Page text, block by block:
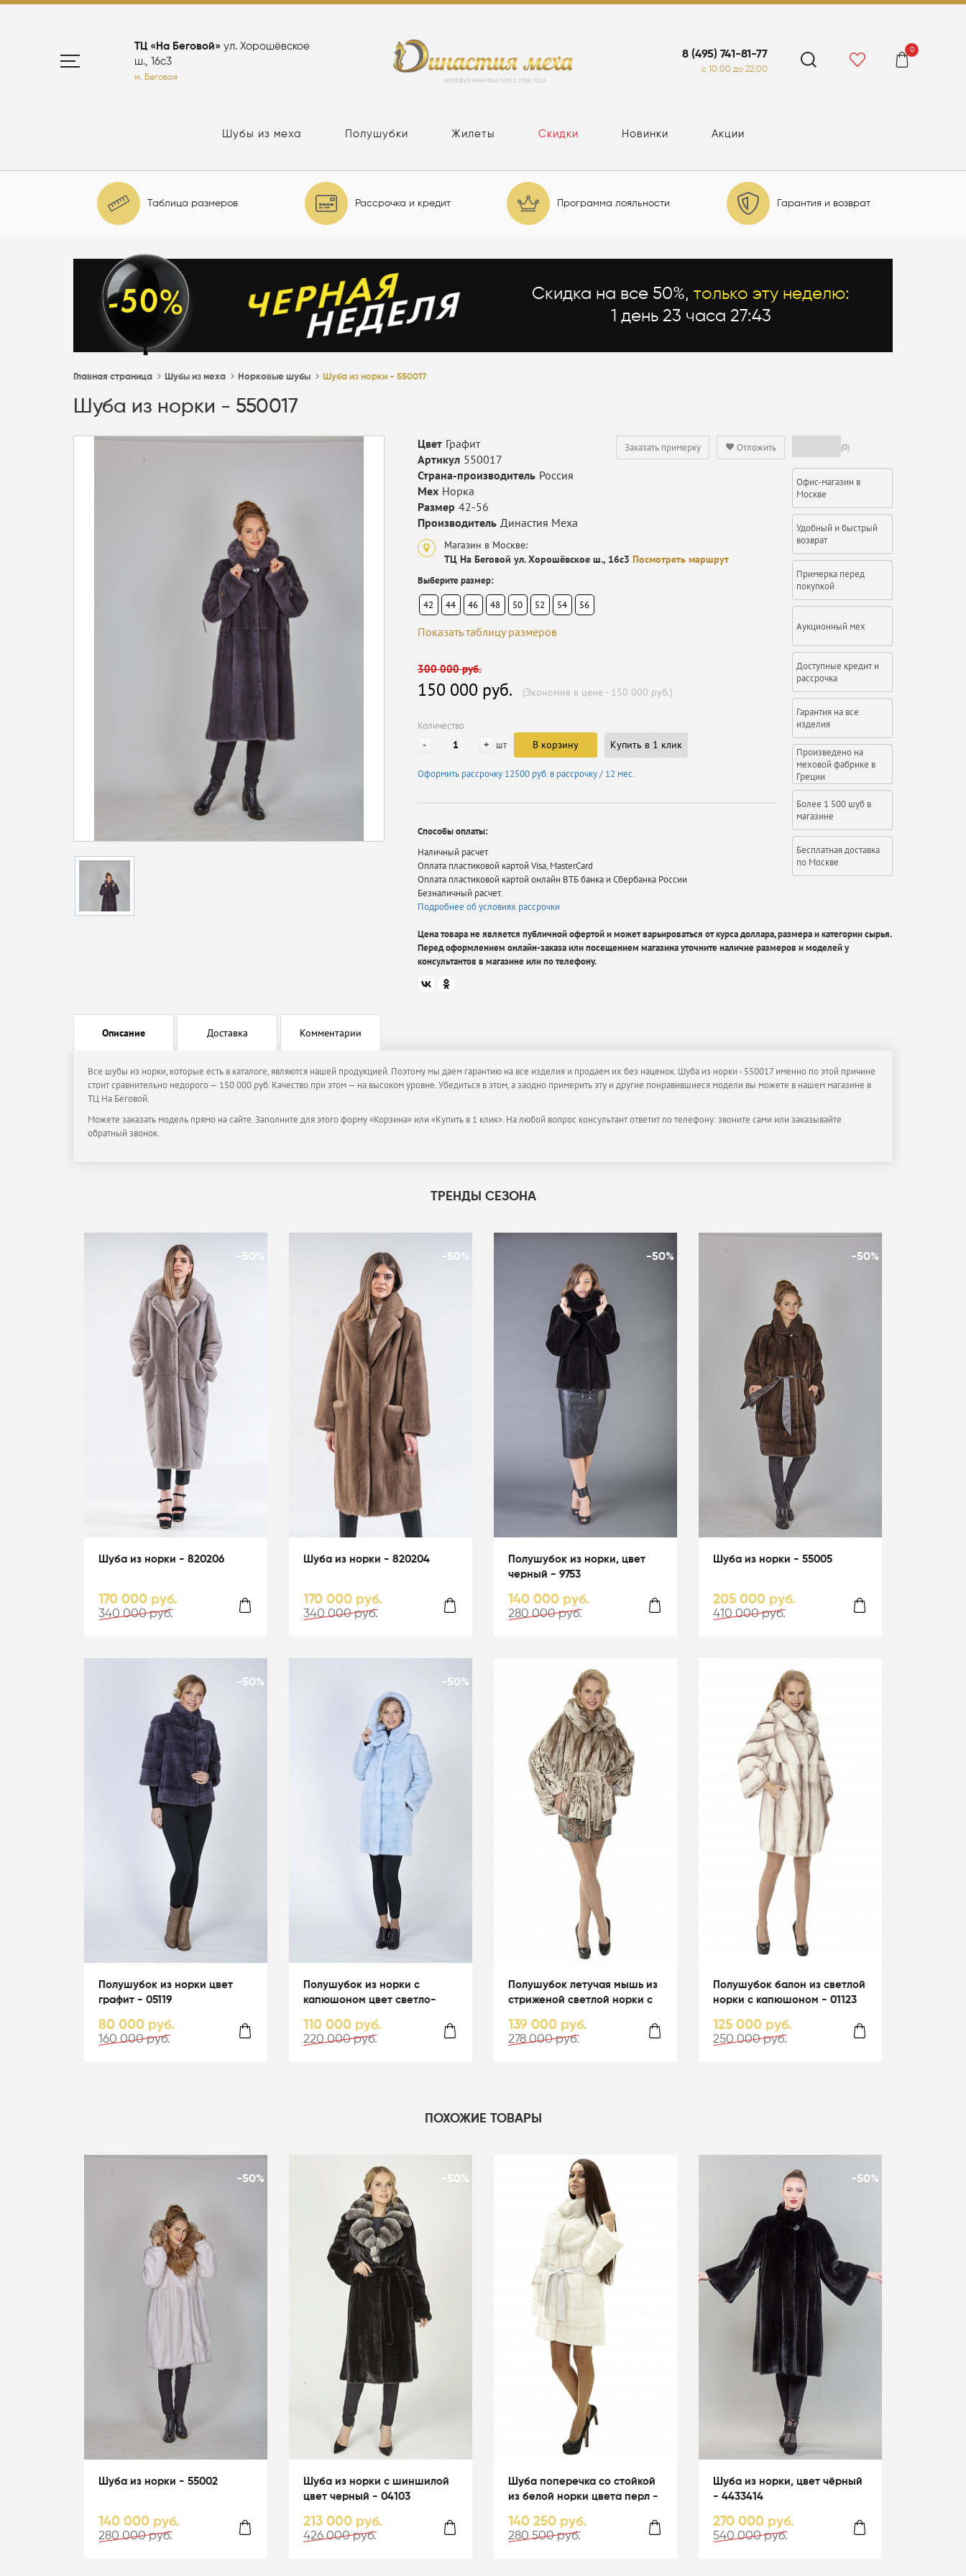
ТЦ «На Беговой» ул. Хорошёвское
ш., 16с3
м. Беговая
8 (495) 741-81-77
c 10:00 до 22:00
0
Шубы из меха Полушубки Жилеты Скидки Новинки Акции
Таблица размеров Рассрочка и кредит Программа лояльности Гарантия и возврат
Скидка на все 50%, только эту неделю:
1 день 23 часа 27:41
Главная страница Шубы из меха Норковые шубы Шуба из норки - 550017
Шуба из норки - 550017
(0)
Офис-магазин в
Москве
Удобный и быстрый
возврат
Примерка перед
покупкой
Аукционный мех
Доступные кредит и
рассрочка
Гарантия на все
изделия
Произведено на
меховой фабрике в
Греции
Более 1 500 шуб в
магазине
Бесплатная доставка
по Москве
Отложить
Заказать примерку
Цвет Графит
Артикул 550017
Страна-производитель Россия
Мех Норка
Размер 42-56
Производитель Династия Меха
Магазин в Москве:
ТЦ На Беговой ул. Хорошёвское ш., 16с3 Посмотреть маршрут
Выберите размер:
42
44 46 48 50 52 54 56
Показать таблицу размеров
300 000 руб.
150 000 руб. (Экономия в цене - 150 000 руб.)
Количество
- + шт В корзину Купить в 1 клик
Оформить рассрочку 12500 руб. в рассрочку / 12 мес.
Способы оплаты:
Наличный расчет
Оплата пластиковой картой Visa, MasterCard
Оплата пластиковой картой онлайн ВТБ банка и Сбербанка России
Безналичный расчет.
Подробнее об условиях рассрочки
Цена товара не является публичной офертой и может варьироваться от курса доллара, размера и категории сырья.
Перед оформлением онлайн-заказа или посещением магазина уточните наличие размеров и моделей у
консультантов в магазине или по телефону.
Описание Доставка Комментарии
Все шубы из норки, которые есть в каталоге, являются нашей продукцией. Поэтому мы даем гарантию на все изделия и продаем их без наценок. Шуба из норки - 550017 именно по этой причине
стоит сравнительно недорого — 150 000 руб. Качество при этом — на высоком уровне. Убедиться в этом, а заодно примерить эту и другие понравившиеся модели вы можете в нашем магазине в
ТЦ На Беговой.
Можете заказать модель прямо на сайте. Заполните для этого форму «Корзина» или «Купить в 1 клик». На любой вопрос консультант ответит по телефону: звоните сами или заказывайте
обратный звонок.
ТРЕНДЫ СЕЗОНА
-50%
Шуба из норки - 820206
170 000 руб.
340 000 руб.
-50%
Шуба из норки - 820204
170 000 руб.
340 000 руб.
-50%
Полушубок из норки, цвет
черный - 9753
140 000 руб.
280 000 руб.
-50%
Шуба из норки - 55005
205 000 руб.
410 000 руб.
-50%
Полушубок из норки цвет
графит - 05119
80 000 руб.
160 000 руб.
-50%
Полушубок из норки с
капюшоном цвет светло-
110 000 руб.
220 000 руб.
Полушубок летучая мышь из
стриженой светлой норки с
139 000 руб.
278 000 руб.
Полушубок балон из светлой
норки с капюшоном - 01123
125 000 руб.
250 000 руб.
ПОХОЖИЕ ТОВАРЫ
-50%
Шуба из норки - 55002
140 000 руб.
280 000 руб.
-50%
Шуба из норки с шиншилой
цвет черный - 04103
213 000 руб.
426 000 руб.
Шуба поперечка со стойкой
из белой норки цвета перл -
140 250 руб.
280 500 руб.
-50%
Шуба из норки, цвет чёрный
- 4433414
270 000 руб.
540 000 руб.